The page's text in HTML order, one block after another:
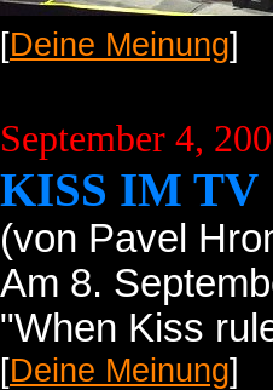
[Deine Meinung]
September 4,
KISS IM TV
(von Pavel
Am 8.
"When Kiss
[Deine Meinung]